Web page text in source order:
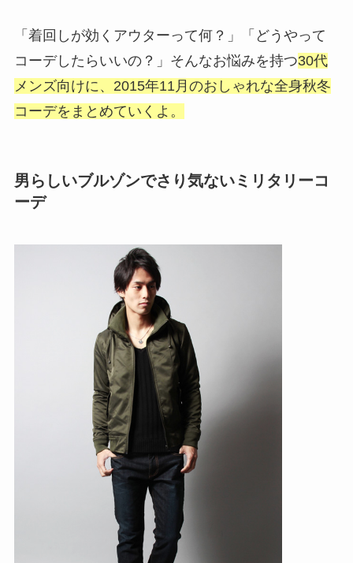
「着回しが効くアウターって何？」「どうやって
コーデしたらいいの？」そんなお悩みを持つ30代
メンズ向けに、2015年11月のおしゃれな全身秋冬
コーデをまとめていくよ。
男らしいブルゾンでさり気ないミリタリーコ
ーデ